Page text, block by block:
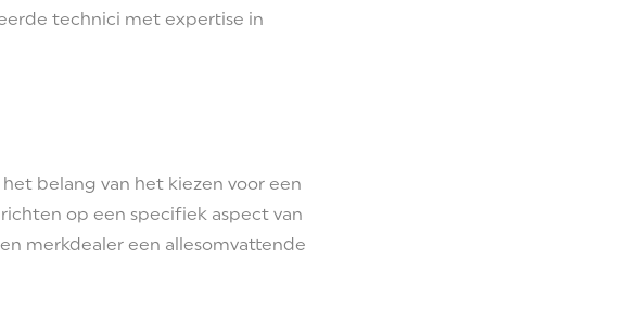
technici met expertise in
belang van het kiezen voor een
op een specifiek aspect van
merkdealer een allesomvattende